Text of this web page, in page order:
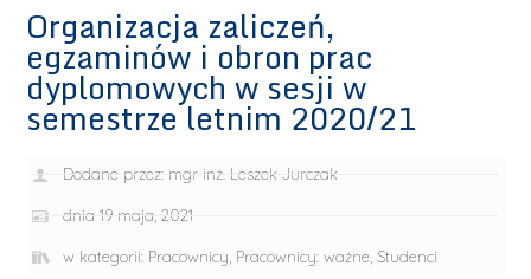
Organizacja zaliczeń,
egzaminów i obron prac
dyplomowych w sesji w
semestrze letnim 2020/21
Dodane przez: mgr inż. Leszek Jurczak
dnia 19 maja, 2021
w kategorii: Pracownicy, Pracownicy: ważne, Studenci